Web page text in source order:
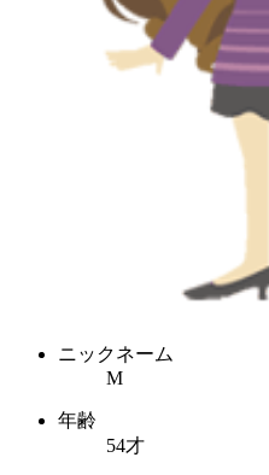
ニックネーム
M
年齢
54才